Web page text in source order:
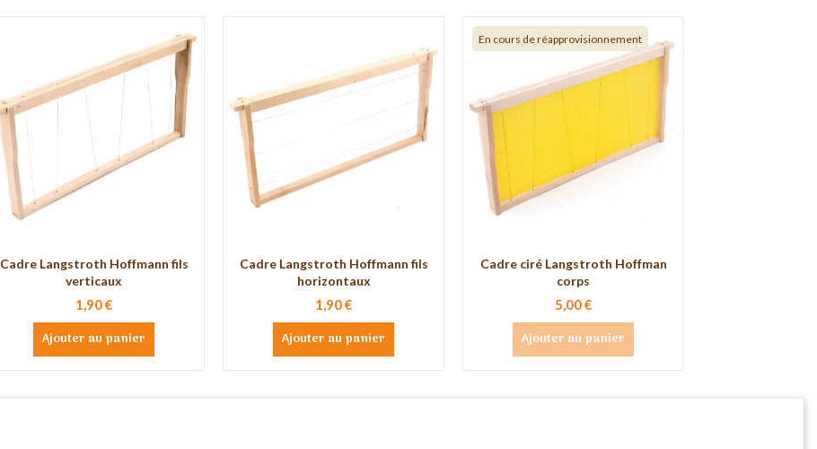
Cadre Langstroth Hoffmann fils
verticaux
1,90 €
Ajouter au panier
Cadre Langstroth Hoffmann fils
horizontaux
1,90 €
Ajouter au panier
En cours de réapprovisionnement
Cadre ciré Langstroth Hoffman
corps
5,00 €
Ajouter au panier